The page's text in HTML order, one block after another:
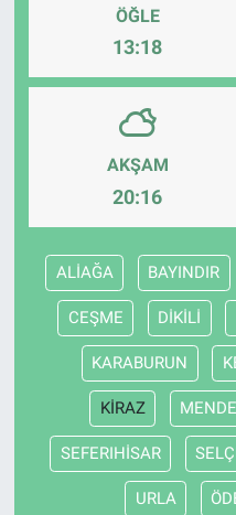
ÖĞLE
13:18
AKŞAM
20:16
ALİAĞA BAYINDIR
CEŞME DİKİLİ
KARABURUN
KİRAZ
SEFERIHİSAR
URLA